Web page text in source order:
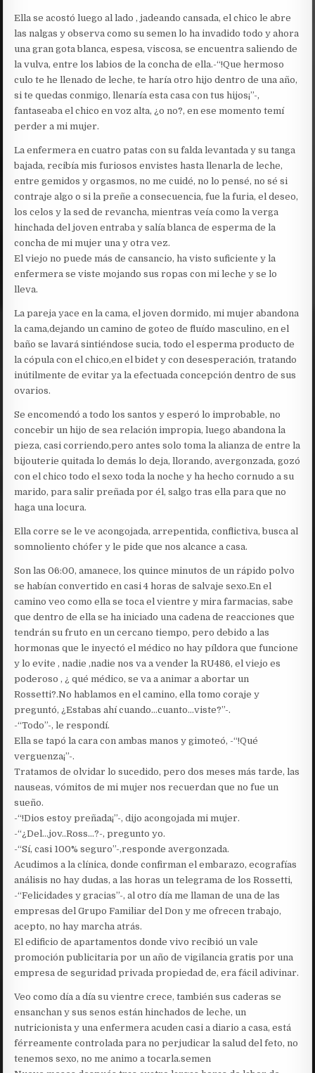
Ella se acostó luego al lado , jadeando cansada, el chico le abre
las nalgas y observa como su semen lo ha invadido todo y ahora
una gran gota blanca, espesa, viscosa, se encuentra saliendo de
la vulva, entre los labios de la concha de ella.-“!Que hermoso
culo te he llenado de leche, te haría otro hijo dentro de una año,
si te quedas conmigo, llenaría esta casa con tus hijos¡”-,
fantaseaba el chico en voz alta, ¿o no?, en ese momento temí
perder a mi mujer.
La enfermera en cuatro patas con su falda levantada y su tanga
bajada, recibía mis furiosos envistes hasta llenarla de leche,
entre gemidos y orgasmos, no me cuidé, no lo pensé, no sé si
contraje algo o si la preñe a consecuencia, fue la furia, el deseo,
los celos y la sed de revancha, mientras veía como la verga
hinchada del joven entraba y salía blanca de esperma de la
concha de mi mujer una y otra vez.
El viejo no puede más de cansancio, ha visto suficiente y la
enfermera se viste mojando sus ropas con mi leche y se lo
lleva.
La pareja yace en la cama, el joven dormido, mi mujer abandona
la cama,dejando un camino de goteo de fluído masculino, en el
baño se lavará sintiéndose sucia, todo el esperma producto de
la cópula con el chico,en el bidet y con desesperación, tratando
inútilmente de evitar ya la efectuada concepción dentro de sus
ovarios.
Se encomendó a todo los santos y esperó lo improbable, no
concebir un hijo de sea relación impropia, luego abandona la
pieza, casi corriendo,pero antes solo toma la alianza de entre la
bijouterie quitada lo demás lo deja, llorando, avergonzada, gozó
con el chico todo el sexo toda la noche y ha hecho cornudo a su
marido, para salir preñada por él, salgo tras ella para que no
haga una locura.
Ella corre se le ve acongojada, arrepentida, conflictiva, busca al
somnoliento chófer y le pide que nos alcance a casa.
Son las 06:00, amanece, los quince minutos de un rápido polvo
se habían convertido en casi 4 horas de salvaje sexo.En el
camino veo como ella se toca el vientre y mira farmacias, sabe
que dentro de ella se ha iniciado una cadena de reacciones que
tendrán su fruto en un cercano tiempo, pero debido a las
hormonas que le inyectó el médico no hay píldora que funcione
y lo evite , nadie ,nadie nos va a vender la RU486, el viejo es
poderoso , ¿ qué médico, se va a animar a abortar un
Rossetti?.No hablamos en el camino, ella tomo coraje y
preguntó, ¿Estabas ahí cuando…cuanto…viste?”-.
-“Todo”-, le respondí.
Ella se tapó la cara con ambas manos y gimoteó, -“!Qué
verguenza¡”-.
Tratamos de olvidar lo sucedido, pero dos meses más tarde, las
nauseas, vómitos de mi mujer nos recuerdan que no fue un
sueño.
-“!Dios estoy preñada¡”-, dijo acongojada mi mujer.
-“¿Del…jov..Ross…?-, pregunto yo.
-“Sí, casi 100% seguro”-,responde avergonzada.
Acudimos a la clínica, donde confirman el embarazo, ecografías
análisis no hay dudas, a las horas un telegrama de los Rossetti,
-“Felicidades y gracias”-, al otro día me llaman de una de las
empresas del Grupo Familiar del Don y me ofrecen trabajo,
acepto, no hay marcha atrás.
El edificio de apartamentos donde vivo recibió un vale
promoción publicitaria por un año de vigilancia gratis por una
empresa de seguridad privada propiedad de, era fácil adivinar.
Veo como día a día su vientre crece, también sus caderas se
ensanchan y sus senos están hinchados de leche, un
nutricionista y una enfermera acuden casi a diario a casa, está
férreamente controlada para no perjudicar la salud del feto, no
tenemos sexo, no me animo a tocarla.semen